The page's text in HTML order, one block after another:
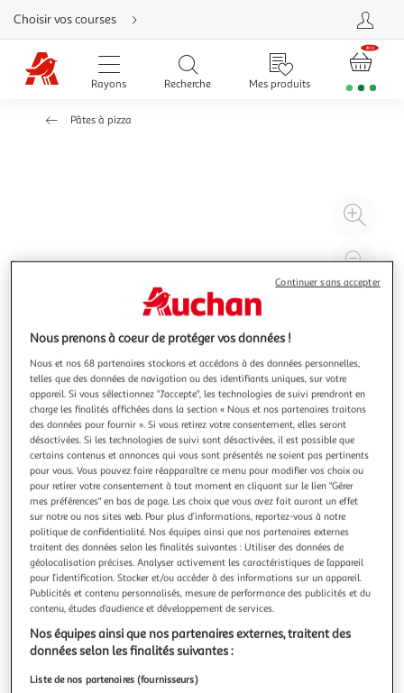
Aller
directement
au
contenu
Aller
directement
Aller
Choisir vos courses
Rayons Recherche Mes produits
Pâtes à pizza
à
Illustration
précédente
Illustration
suivante
Nos clients adorentVoir conditions
4.1 (19)
AUCHAN
Kit pour pizza rectangulaire et épaisse
Kit pizza avec une pate moelleuse et rectangulaire et un
pot de sauce tomate cuisinée
En savoir +
600g
Nous prenons à coeur de protéger vos données !
Nous et nos 68 partenaires stockons et accédons à des données personnelles,
telles que des données de navigation ou des identifiants uniques, sur votre
appareil. Si vous sélectionnez "J'accepte", les technologies de suivi prendront en
charge les finalités affichées dans la section « Nous et nos partenaires traitons
des données pour fournir ». Si vous retirez votre consentement, elles seront
désactivées. Si les technologies de suivi sont désactivées, il est possible que
certains contenus et annonces qui vous sont présentés ne soient pas pertinents
pour vous. Vous pouvez faire réapparaître ce menu pour modifier vos choix ou
pour retirer votre consentement à tout moment en cliquant sur le lien "Gérer
mes préférences" en bas de page. Les choix que vous avez fait auront un effet
sur notre ou nos sites web. Pour plus d’informations, reportez-vous à notre
politique de confidentialité. Nos équipes ainsi que nos partenaires externes
traitent des données selon les finalités suivantes : Utiliser des données de
géolocalisation précises. Analyser activement les caractéristiques de l’appareil
pour l’identification. Stocker et/ou accéder à des informations sur un appareil.
Publicités et contenu personnalisés, mesure de performance des publicités et du
contenu, études d’audience et développement de services.
Nos équipes ainsi que nos partenaires externes, traitent des
données selon les finalités suivantes :
Liste de nos partenaires (fournisseurs)
Continuer sans accepter